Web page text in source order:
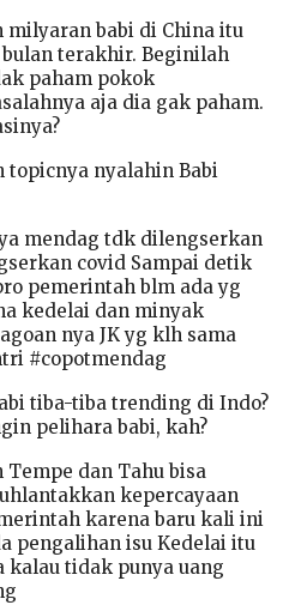
milyaran babi di China itu
terakhir. Beginilah
paham pokok
aja dia gak paham.
topicnya nyalahin Babi
mendag tdk dilengserkan
covid Sampai detik
pemerintah blm ada yg
kedelai dan minyak
nya JK yg klh sama
#copotmendag
tiba-tiba trending di Indo?
pelihara babi, kah?
Tempe dan Tahu bisa
kepercayaan
karena baru kali ini
pengalihan isu Kedelai itu
kalau tidak punya uang